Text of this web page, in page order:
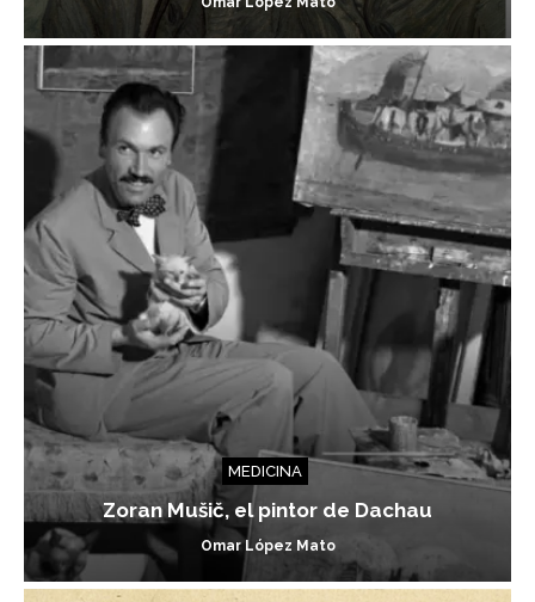
MEDICINA
Zoran Mušič, el pintor de Dachau
Omar López Mato